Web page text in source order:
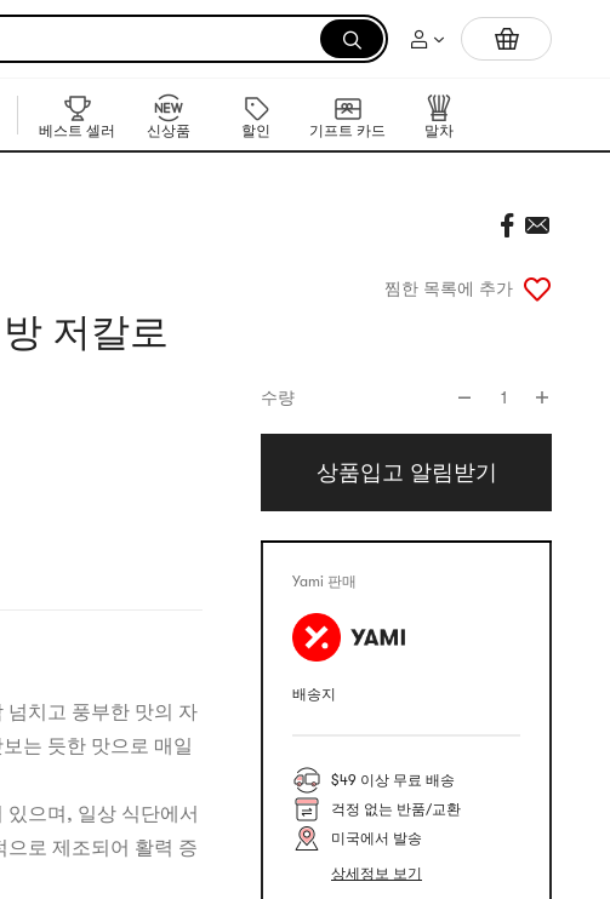
먼저 만나는 K-뷰티 신작 라인업
베스트 셀러 신상품 할인 기프트 카드 말차
저칼로
넘치고 풍부한 맛의 자
는 듯한 맛으로 매일
있으며, 일상 식단에서
로 제조되어 활력 증
찜한 목록에 추가
수량 1
상품입고 알림받기
Yami 판매
배송지
$49 이상 무료 배송
걱정 없는 반품/교환
미국에서 발송
상세정보 보기